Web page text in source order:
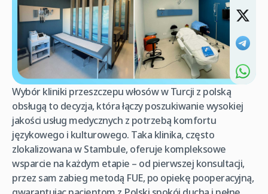
Wybór kliniki przeszczepu włosów w Turcji z polską
obsługą to decyzja, która łączy poszukiwanie wysokiej
jakości usług medycznych z potrzebą komfortu
językowego i kulturowego. Taka klinika, często
zlokalizowana w Stambule, oferuje kompleksowe
wsparcie na każdym etapie – od pierwszej konsultacji,
przez sam zabieg metodą FUE, po opiekę pooperacyjną,